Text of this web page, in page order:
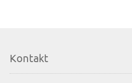
Kontakt